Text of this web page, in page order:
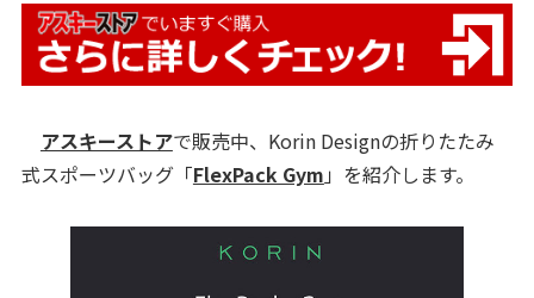
アスキーストアで販売中、Korin Designの折りたたみ
式スポーツバッグ「FlexPack Gym 」を紹介します。